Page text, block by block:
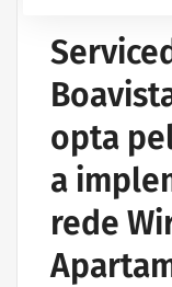
opta
a
rede